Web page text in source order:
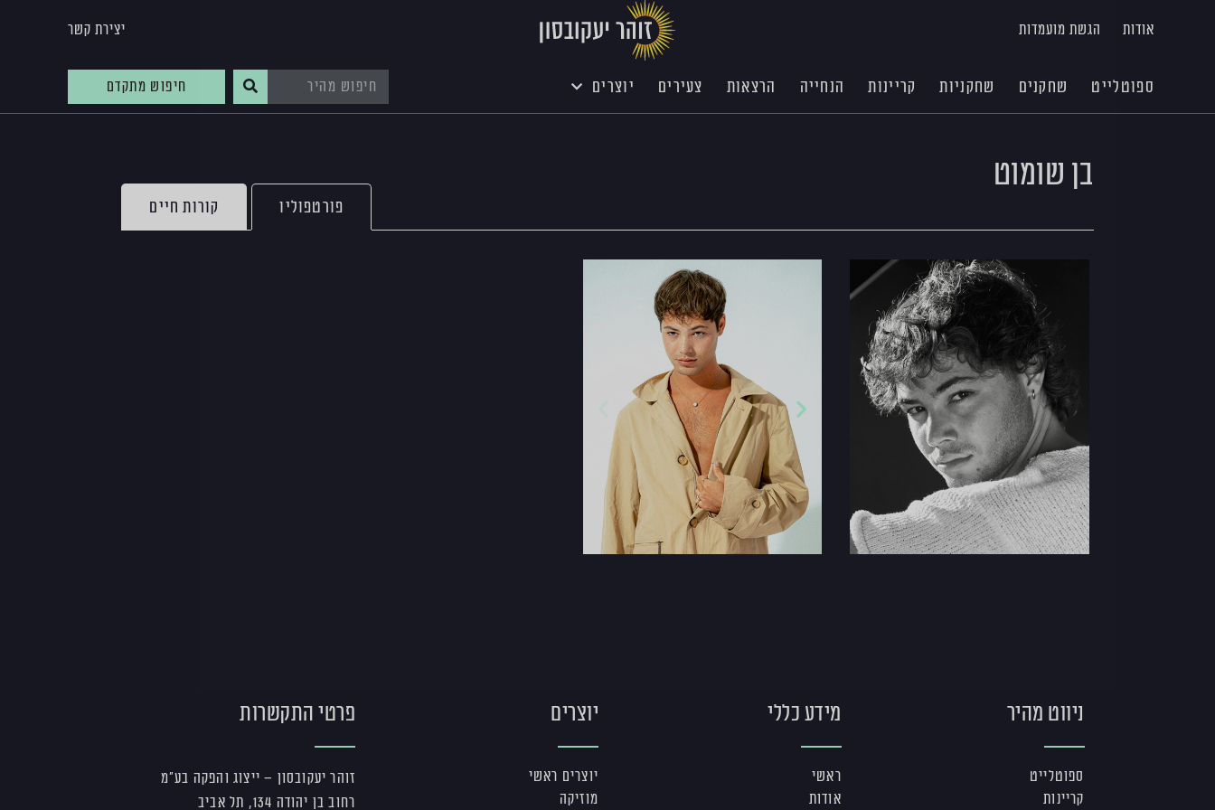
אודות הגשת מועמדות יצירת קשר
ספוטלייט שחקנים שחקניות קריינות הנחייה הרצאות צעירים יוצרים חיפוש מתקדם
בן שומוט
פורטפוליו קורות חיים
ניווט מהיר
ספוטלייט
קריינות
מידע כללי
ראשי
אודות
יוצרים
יוצרים ראשי
מוזיקה
פרטי התקשרות
זוהר יעקובסון – ייצוג והפקה בע"מ
רחוב בן יהודה 134, תל אביב